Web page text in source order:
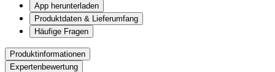
App herunterladen
Produktdaten & Lieferumfang
Häufige Fragen
Produktinformationen
Expertenbewertung